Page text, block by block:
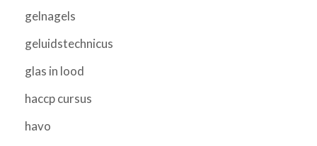
gelnagels
geluidstechnicus
glas in lood
haccp cursus
havo